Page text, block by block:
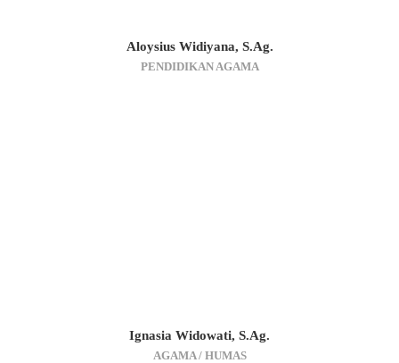
Aloysius Widiyana, S.Ag.
PENDIDIKAN AGAMA
Ignasia Widowati, S.Ag.
AGAMA / HUMAS